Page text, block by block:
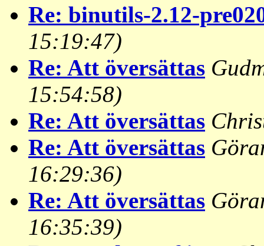
Re: binutils-2.12-
15:19:47)
Re: Att översättas
15:54:58)
Re: Att översättas
Re: Att översättas
16:29:36)
Re: Att översättas
16:35:39)